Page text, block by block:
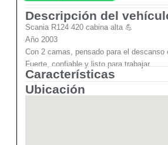
Descripción del
Scania R124 420 cabina alta 💪
Año 2003
Con 2 camas, pensado para el descanso
Fuerte, confiable y listo para trabajar
Características
Ubicación